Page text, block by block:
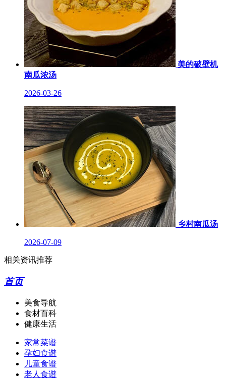
美的破壁机
南瓜浓汤
2026-03-26
乡村南瓜汤
2026-07-09
相关资讯推荐
首页
美食导航
食材百科
健康生活
家常菜谱
孕妇食谱
儿童食谱
老人食谱